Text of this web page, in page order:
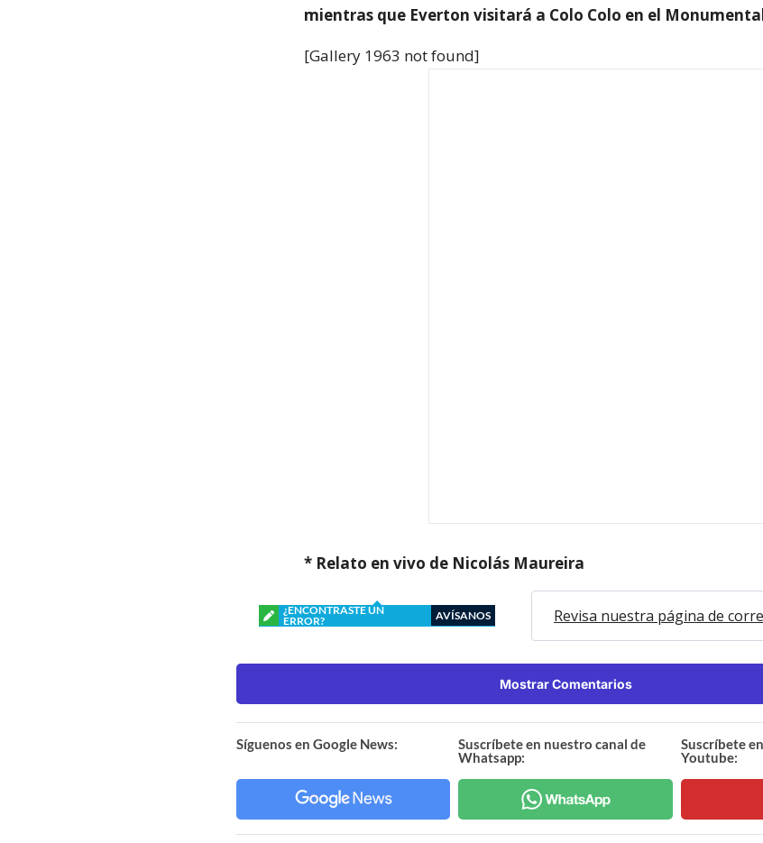
mientras que Everton visitará a Colo Colo en el
[Gallery 1963 not found]
* Relato en vivo de Nicolás Maureira
¿ENCONTRASTE UN
ERROR?
AVÍSANOS Revisa nuestra página de
Mostrar Comentarios
Síguenos en Google News:
Suscríbete en nuestro canal de
Whatsapp:
Suscríbete
Youtube: